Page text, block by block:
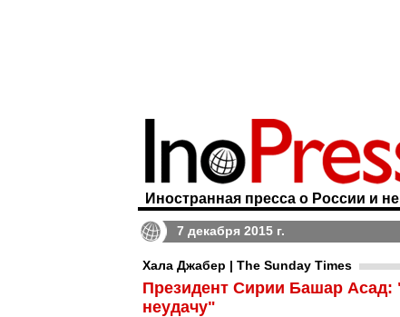
Иностранная пресса о России и
7 декабря 2015 г.
Хала Джабер | The Sunday Times
Президент Сирии Башар Асад:
неудачу"